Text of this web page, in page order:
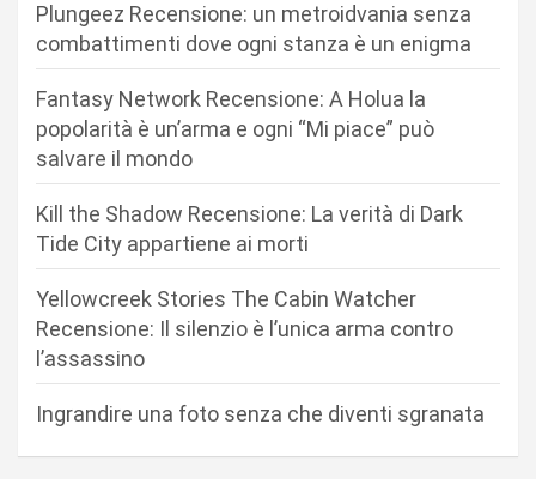
Plungeez Recensione: un metroidvania senza
combattimenti dove ogni stanza è un enigma
Fantasy Network Recensione: A Holua la
popolarità è un’arma e ogni “Mi piace” può
salvare il mondo
Kill the Shadow Recensione: La verità di Dark
Tide City appartiene ai morti
Yellowcreek Stories The Cabin Watcher
Recensione: Il silenzio è l’unica arma contro
l’assassino
Ingrandire una foto senza che diventi sgranata